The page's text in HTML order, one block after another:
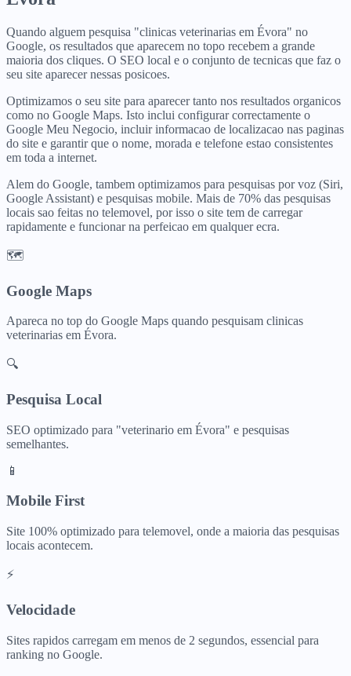
Quando alguem pesquisa "clinicas veterinarias em Évora" no
Google, os resultados que aparecem no topo recebem a grande
maioria dos cliques. O SEO local e o conjunto de tecnicas que faz o
seu site aparecer nessas posicoes.
Optimizamos o seu site para aparecer tanto nos resultados organicos
como no Google Maps. Isto inclui configurar correctamente o
Google Meu Negocio, incluir informacao de localizacao nas paginas
do site e garantir que o nome, morada e telefone estao consistentes
em toda a internet.
Alem do Google, tambem optimizamos para pesquisas por voz (Siri,
Google Assistant) e pesquisas mobile. Mais de 70% das pesquisas
locais sao feitas no telemovel, por isso o site tem de carregar
rapidamente e funcionar na perfeicao em qualquer ecra.
🗺️
Google Maps
Apareca no top do Google Maps quando pesquisam clinicas
veterinarias em Évora.
🔍
Pesquisa Local
SEO optimizado para "veterinario em Évora" e pesquisas
semelhantes.
📱
Mobile First
Site 100% optimizado para telemovel, onde a maioria das pesquisas
locais acontecem.
⚡
Velocidade
Sites rapidos carregam em menos de 2 segundos, essencial para
ranking no Google.